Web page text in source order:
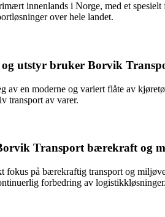
innenlands i Norge, med et
over hele landet.
utstyr bruker Borvik
av en moderne og variert flåte av
transport av varer.
Transport bærekraft og
fokus på bærekraftig transport og
forbedring av logistikkløsninger.